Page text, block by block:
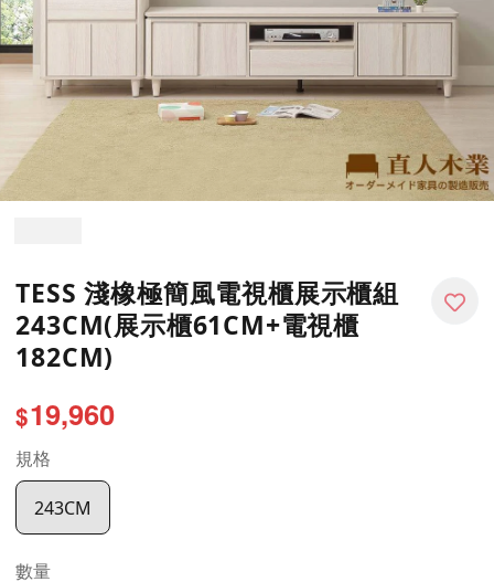
TESS 淺橡極簡風電視櫃展示櫃組
243CM(展示櫃61CM+電視櫃
182CM)
$19,960
規格
243CM
數量